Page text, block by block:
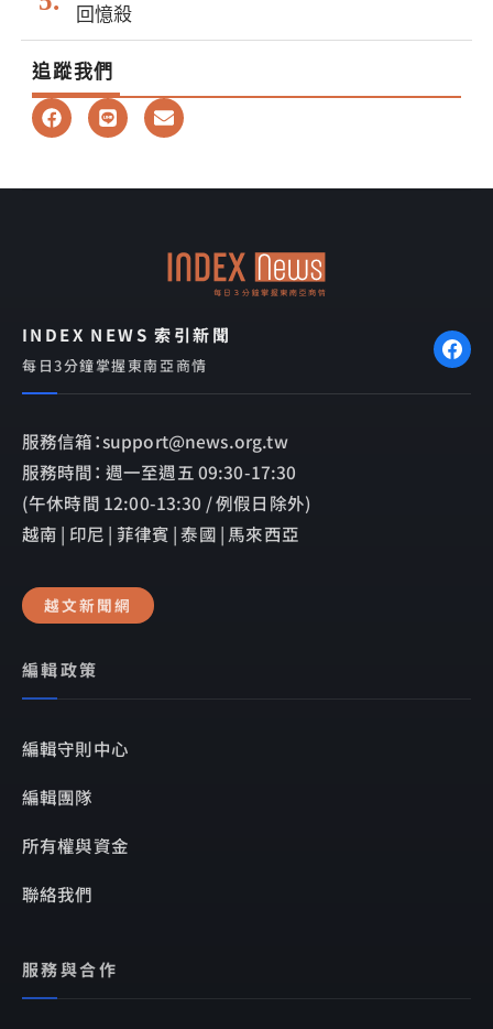
回憶殺
追蹤我們
F
a
b
L
i
E
n
l
INDEX NEWS 索引新聞
每日3分鐘掌握東南亞商情
服務信箱：support@news.org.tw
服務時間： 週一至週五 09:30-17:30
(午休時間 12:00-13:30 / 例假日除外)
越南 | 印尼 | 菲律賓 | 泰國 | 馬來西亞
越文新聞網
編輯政策
編輯守則中心
編輯團隊
所有權與資金
聯絡我們
服務與合作